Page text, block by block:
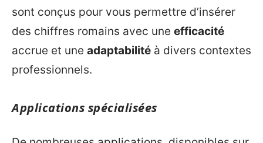
sont conçus pour vous permettre d’insérer
des chiffres romains avec une efficacité
accrue et une adaptabilité à divers contextes
professionnels.
Applications spécialisées